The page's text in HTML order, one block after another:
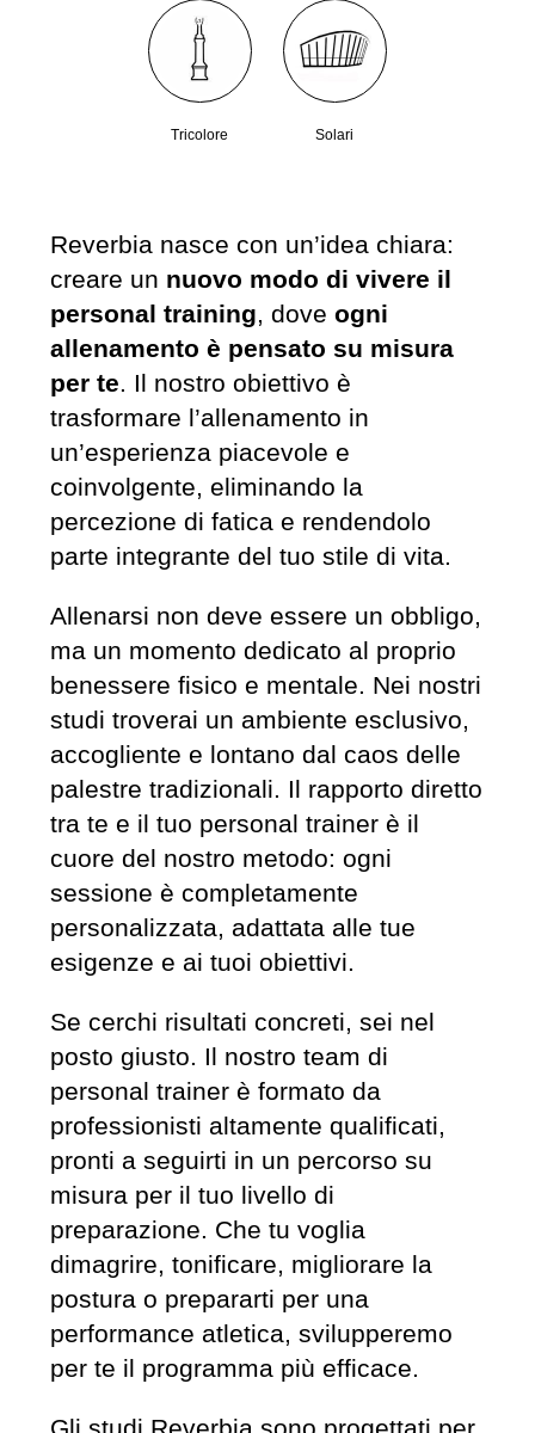
Tricolore Solari
Reverbia nasce con un’idea chiara:
creare un nuovo modo di vivere il
personal training, dove ogni
allenamento è pensato su misura
per te. Il nostro obiettivo è
trasformare l’allenamento in
un’esperienza piacevole e
coinvolgente, eliminando la
percezione di fatica e rendendolo
parte integrante del tuo stile di vita.
Allenarsi non deve essere un obbligo,
ma un momento dedicato al proprio
benessere fisico e mentale. Nei nostri
studi troverai un ambiente esclusivo,
accogliente e lontano dal caos delle
palestre tradizionali. Il rapporto diretto
tra te e il tuo personal trainer è il
cuore del nostro metodo: ogni
sessione è completamente
personalizzata, adattata alle tue
esigenze e ai tuoi obiettivi.
Se cerchi risultati concreti, sei nel
posto giusto. Il nostro team di
personal trainer è formato da
professionisti altamente qualificati,
pronti a seguirti in un percorso su
misura per il tuo livello di
preparazione. Che tu voglia
dimagrire, tonificare, migliorare la
postura o prepararti per una
performance atletica, svilupperemo
per te il programma più efficace.
Gli studi Reverbia sono progettati per